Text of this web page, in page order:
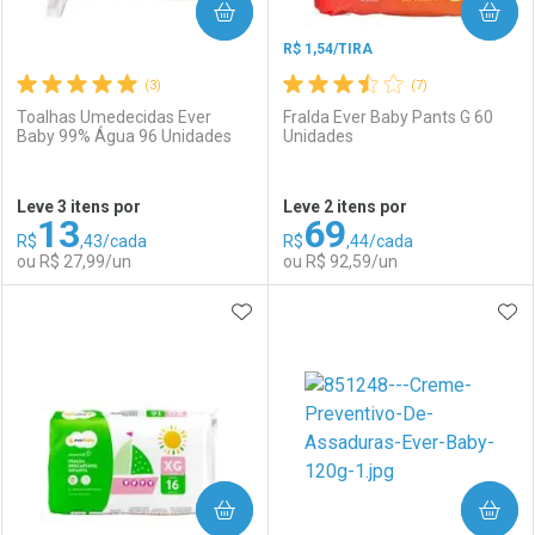
Comprar sem Desconto
Por R$ 242,70/cada
Comprar sem Desconto
Por R$ 242,70/cada
Comprar sem Desconto
Por R$ 18,99/cada
Comprar sem Desconto
Por R$ 18,99/cada
(3)
Toalhas Umedecidas Ever
Baby 99% Água 96 Unidades
Leve 3 itens por
R$13,43/cada
ou R$ 27,99/un
COMPRAR
(7)
R$ 1,54/TIRA
Fralda Ever Baby Pants G 60
Unidades
Leve 2 itens por
R$69,44/cada
ou R$ 92,59/un
COMPRAR
Laboratório
Por Menos
ADICIONAR AOS FAVORITOS
COMPRAR COMPRAR